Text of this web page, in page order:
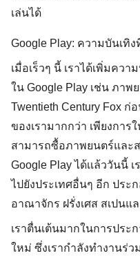
เล่นได้
Google Play: ความบันเทิ
เมื่อเร็วๆ นี้ เราได้เพิ่มคว
ใน Google Play เช่น ภาพ
Twentieth Century Fox ก่
ของเรามากกว่า เพียงกา
สามารถซื้อภาพยนตร์และ
Google Play ได้เเล้ววันนี้
ไปยังประเทศอื่นๆ อีก ประ
อาณาจักร ฝรั่งเศส สเปนแล
เราตื่นเต้นมากในการปร
ใหม่ ซึ่งเรากำลังทำงานร่